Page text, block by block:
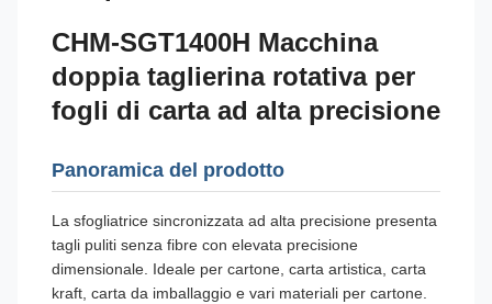
CHM-SGT1400H Macchina
doppia taglierina rotativa per
fogli di carta ad alta precisione
Panoramica del prodotto
La sfogliatrice sincronizzata ad alta precisione presenta
tagli puliti senza fibre con elevata precisione
dimensionale. Ideale per cartone, carta artistica, carta
kraft, carta da imballaggio e vari materiali per cartone.